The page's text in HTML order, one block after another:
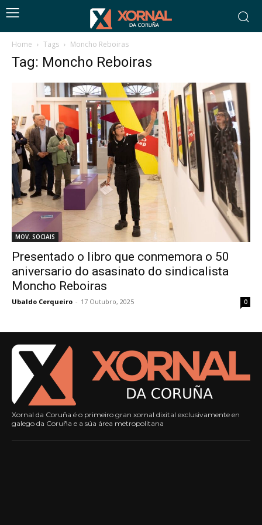
Home Tags Moncho Reboiras
Tag: Moncho Reboiras
MOV. SOCIAIS
Presentado o libro que conmemora o 50
aniversario do asasinato do sindicalista
Moncho Reboiras
Ubaldo Cerqueiro - 17 Outubro, 2025 0
Xornal da Coruña é o primeiro gran xornal dixital exclusivamente en
galego da Coruña e a súa área metropolitana